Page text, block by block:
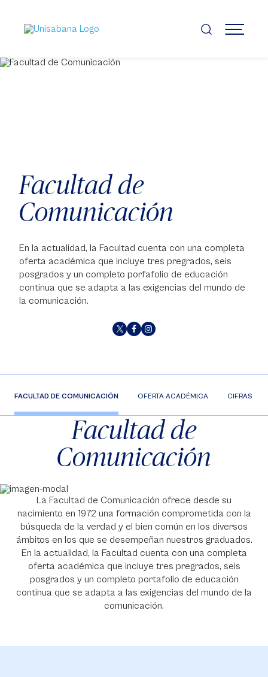
contenido
principal
MENÚ
Facultad de
Comunicación
En la actualidad, la Facultad cuenta con una completa
oferta académica que incluye tres pregrados, seis
posgrados y un completo porfafolio de educación
continua que se adapta a las exigencias del mundo de
la comunicación.
FACULTAD DE COMUNICACIÓN OFERTA ACADÉMICA CIFRAS
Facultad de
Comunicación
La Facultad de Comunicación ofrece desde su
nacimiento en 1972 una formación comprometida con la
búsqueda de la verdad y el bien común en los diversos
ámbitos en los que se desempeñan nuestros graduados.
En la actualidad, la Facultad cuenta con una completa
oferta académica que incluye tres pregrados, seis
posgrados y un completo portafolio de educación
continua que se adapta a las exigencias del mundo de la
comunicación.